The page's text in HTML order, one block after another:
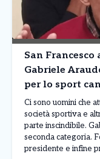
San Francesco
Gabriele
per lo sport
Ci sono uomini che
società sportiva e
parte inscindibile.
seconda categoria.
presidente e infine